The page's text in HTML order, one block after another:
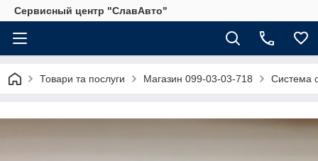
Сервисный центр "СлавАвто"
Товари та послуги Магазин 099-03-03-718 Система